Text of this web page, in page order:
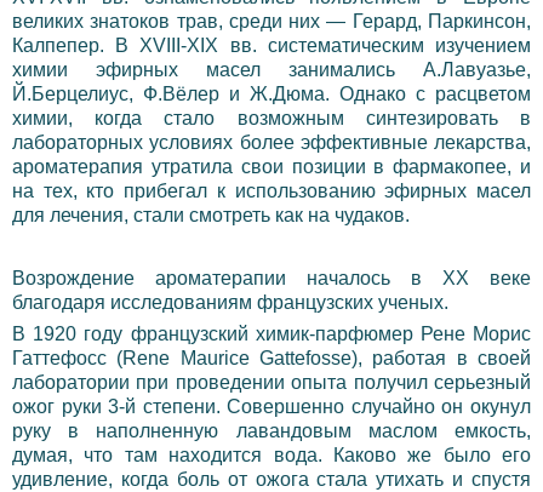
великих знатоков трав, среди них — Герард, Паркинсон,
Калпепер. В XVIII-XIX вв. систематическим изучением
химии эфирных масел занимались А.Лавуазье,
Й.Берцелиус, Ф.Вёлер и Ж.Дюма. Однако с расцветом
химии, когда стало возможным синтезировать в
лабораторных условиях более эффективные лекарства,
ароматерапия утратила свои позиции в фармакопее, и
на тех, кто прибегал к использованию эфирных масел
для лечения, стали смотреть как на чудаков.
Возрождение ароматерапии началось в XX веке
благодаря исследованиям французских ученых.
В 1920 году французский химик-парфюмер Рене Морис
Гаттефосс (Rene Maurice Gattefosse), работая в своей
лаборатории при проведении опыта получил серьезный
ожог руки 3-й степени. Совершенно случайно он окунул
руку в наполненную лавандовым маслом емкость,
думая, что там находится вода. Каково же было его
удивление, когда боль от ожога стала утихать и спустя